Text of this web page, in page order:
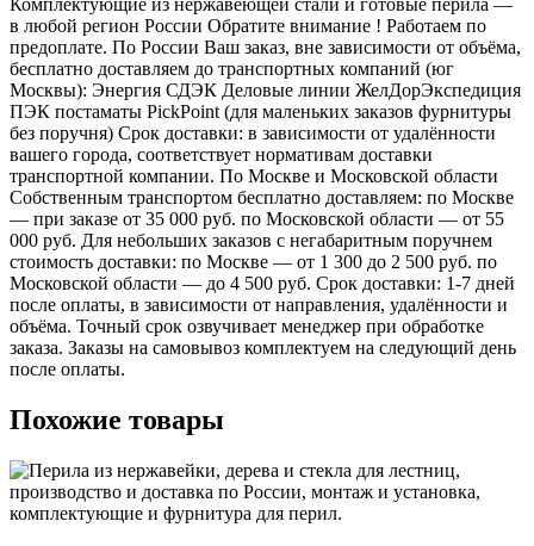
в любой регион России Обратите внимание ! Работаем по
предоплате. По России Ваш заказ, вне зависимости от объёма,
бесплатно доставляем до транспортных компаний (юг
Москвы): Энергия СДЭК Деловые линии ЖелДорЭкспедиция
ПЭК постаматы PickPoint (для маленьких заказов фурнитуры
без поручня) Срок доставки: в зависимости от удалённости
вашего города, соответствует нормативам доставки
транспортной компании. По Москве и Московской области
Собственным транспортом бесплатно доставляем: по Москве
— при заказе от 35 000 руб. по Московской области — от 55
000 руб. Для небольших заказов с негабаритным поручнем
стоимость доставки: по Москве — от 1 300 до 2 500 руб. по
Московской области — до 4 500 руб. Срок доставки: 1-7 дней
после оплаты, в зависимости от направления, удалённости и
объёма. Точный срок озвучивает менеджер при обработке
заказа. Заказы на самовывоз комплектуем на следующий день
после оплаты.
Похожие товары